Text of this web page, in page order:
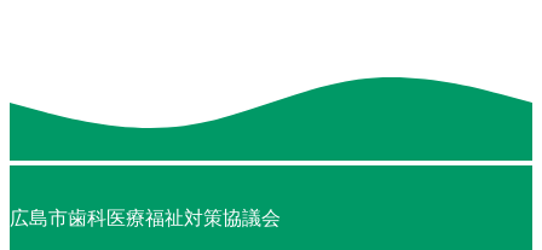
広島市歯科医療福祉対策協議会